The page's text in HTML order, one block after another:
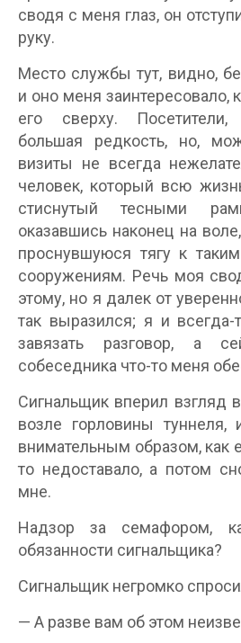
сводя с меня глаз, он
руку.
Место службы тут, видно,
и оно меня заинтересовало,
его сверху.
большая редкость, но,
визиты не всегда
человек, который всю
стиснутый тесными
оказавшись наконец на
проснувшуюся тягу к
сооружениям. Речь моя
этому, но я далек от
так выразился; я и
завязать разговор, а
собеседника что-то меня
Сигнальщик вперил взгляд
возле горловины
внимательным образом, как
то недоставало, а потом
мне.
Надзор за семафором,
обязанности сигнальщика?
Сигнальщик негромко
— А разве вам об этом